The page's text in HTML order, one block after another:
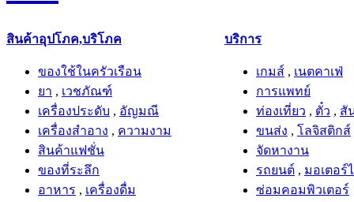
สินค้าอุปโภค,บริโภค
ของใช้ในครัวเรือน
ยา , เวชภัณฑ์
เครื่องประดับ , อัญมณี
เครื่องสำอาง , ความงาม
สินค้าแฟชั่น
ของที่ระลึก
อาหาร , เครื่องดื่ม
บริการ
เกมส์ , เนตคาเฟ่
การแพทย์
ท่องเที่ยว , ตั๋ว , สั
ขนส่ง , โลจิสติกส์
จัดหางาน
รถยนต์ , มอเตอร์
ซ่อมคอมพิวเตอร์